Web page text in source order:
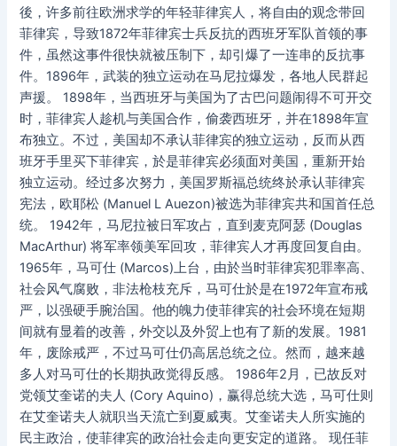
後，许多前往欧洲求学的年轻菲律宾人，将自由的观念带回
菲律宾，导致1872年菲律宾士兵反抗的西班牙军队首领的事
件，虽然这事件很快就被压制下，却引爆了一连串的反抗事
件。1896年，武装的独立运动在马尼拉爆发，各地人民群起
声援。 1898年，当西班牙与美国为了古巴问题闹得不可开交
时，菲律宾人趁机与美国合作，偷袭西班牙，并在1898年宣
布独立。不过，美国却不承认菲律宾的独立运动，反而从西
班牙手里买下菲律宾，於是菲律宾必须面对美国，重新开始
独立运动。经过多次努力，美国罗斯福总统终於承认菲律宾
宪法，欧耶松 (Manuel L Auezon)被选为菲律宾共和国首任总
统。 1942年，马尼拉被日军攻占，直到麦克阿瑟 (Douglas
MacArthur) 将军率领美军回攻，菲律宾人才再度回复自由。
1965年，马可仕 (Marcos)上台，由於当时菲律宾犯罪率高、
社会风气腐败，非法枪枝充斥，马可仕於是在1972年宣布戒
严，以强硬手腕治国。他的魄力使菲律宾的社会环境在短期
间就有显着的改善，外交以及外贸上也有了新的发展。1981
年，废除戒严，不过马可仕仍高居总统之位。然而，越来越
多人对马可仕的长期执政觉得反感。 1986年2月，已故反对
党领艾奎诺的夫人 (Cory Aquino)，赢得总统大选，马可仕则
在艾奎诺夫人就职当天流亡到夏威夷。艾奎诺夫人所实施的
民主政治，使菲律宾的政治社会走向更安定的道路。 现任菲